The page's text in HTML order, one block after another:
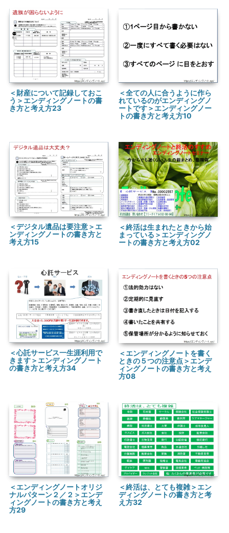
＜財産について記録しておこ
う＞エンディングノートの書
き方と考え方23
＜全ての人に合うように作ら
れているのがエンディングノ
ートです＞エンディングノー
トの書き方と考え方10
＜デジタル遺品は要注意＞エ
ンディングノートの書き方と
考え方15
＜終活は生まれたときから始
まっている＞エンディングノ
ートの書き方と考え方02
＜心託サービス一生涯利用で
きます＞エンディングノート
の書き方と考え方34
＜エンディングノートを書く
ときの５つの注意点＞エンデ
ィングノートの書き方と考え
方08
＜エンディングノートオリジ
ナルパターン２／２＞エンデ
ィングノートの書き方と考え
方29
＜終活は、とても複雑＞エン
ディングノートの書き方と考
え方32